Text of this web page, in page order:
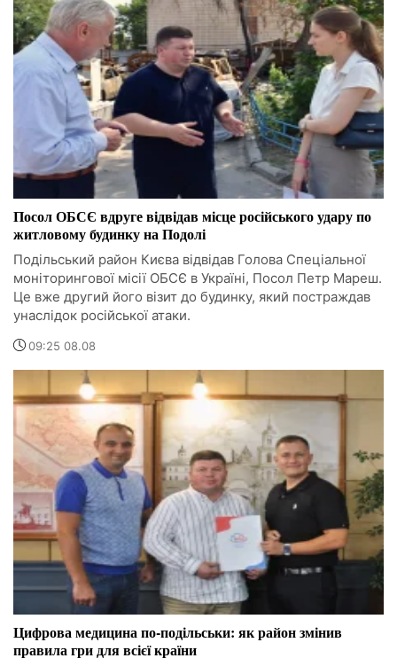
Посол ОБСЄ вдруге відвідав місце російського удару по
житловому будинку на Подолі
Подільський район Києва відвідав Голова Спеціальної
моніторингової місії ОБСЄ в Україні, Посол Петр Мареш.
Це вже другий його візит до будинку, який постраждав
унаслідок російської атаки.
09:25 08.08
Цифрова медицина по-подільськи: як район змінив
правила гри для всієї країни